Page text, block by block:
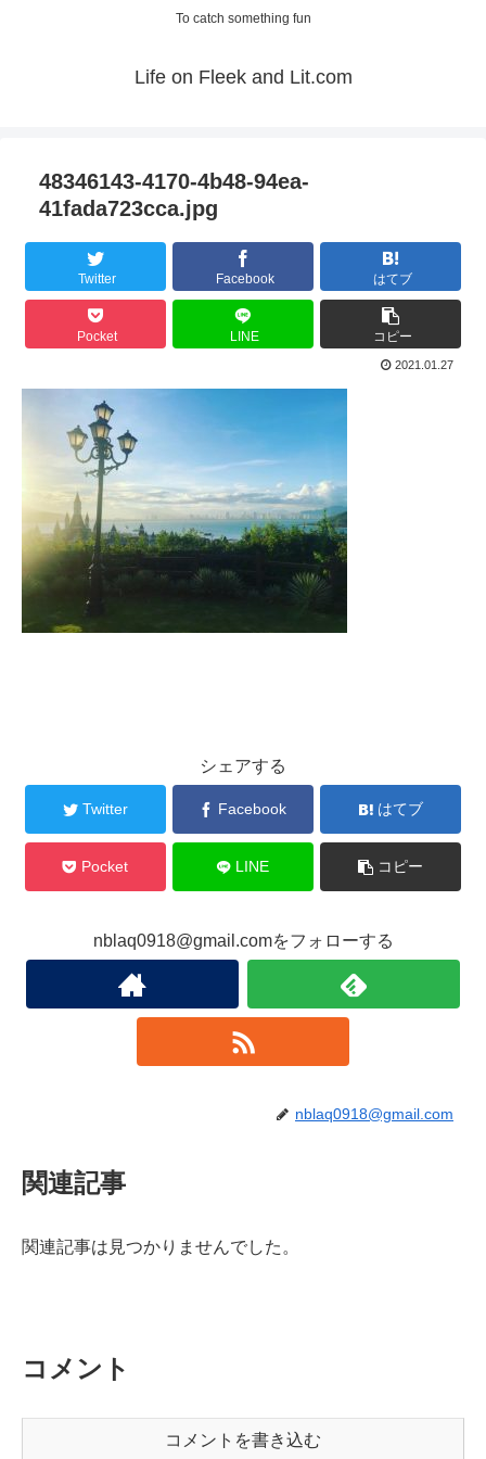
To catch something fun
Life on Fleek and Lit.com
48346143-4170-4b48-94ea-
41fada723cca.jpg
Twitter Facebook はてブ
Pocket LINE コピー
2021.01.27
シェアする
Twitter Facebook はてブ
Pocket LINE コピー
nblaq0918@gmail.comをフォローする
nblaq0918@gmail.com
関連記事
関連記事は見つかりませんでした。
コメント
コメントを書き込む